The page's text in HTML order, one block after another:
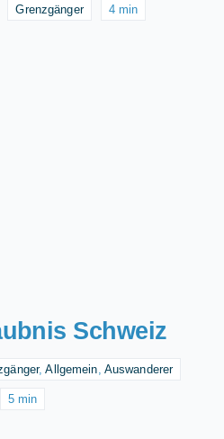
Grenzgänger 4 min
Schweiz
,Allgemein Auswanderer
5 min